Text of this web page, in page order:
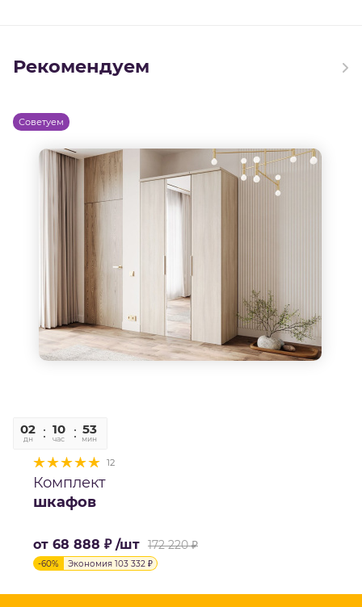
Рекомендуем
Советуем
02
дн
10
час
52
мин
12
Комплект
шкафов
от 68 888 ₽ /шт 172 220 ₽
-60% Экономия 103 332 ₽